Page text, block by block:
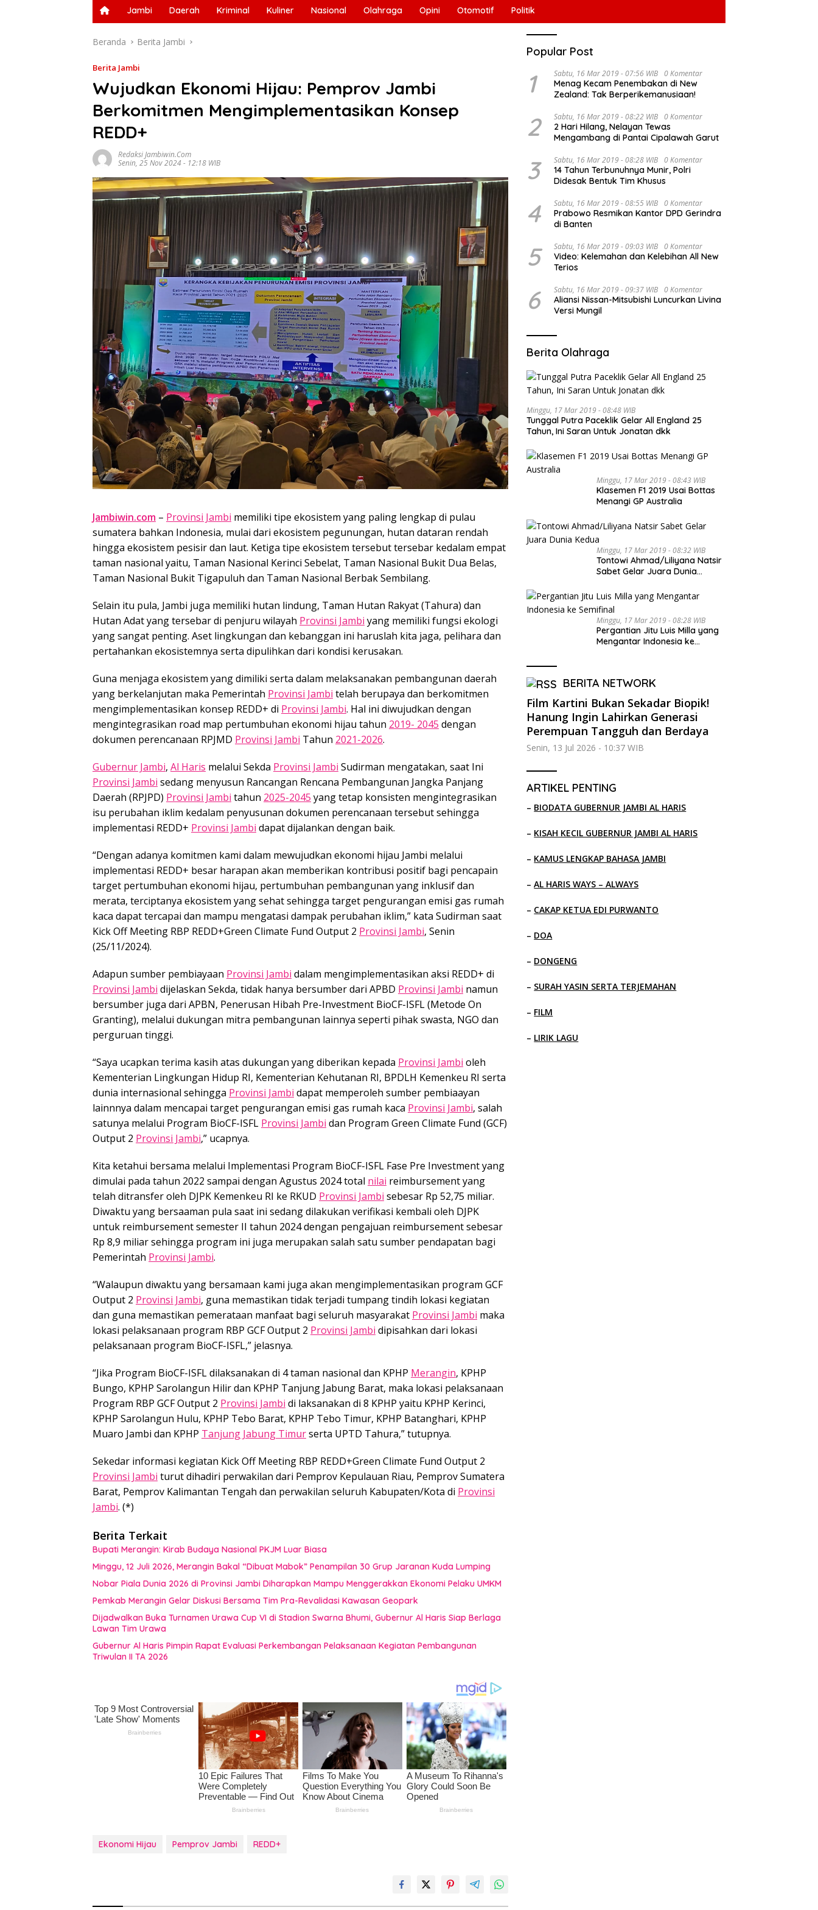
Jambi Daerah Kriminal Kuliner Nasional Olahraga Opini Otomotif Politik
Beranda Berita Jambi
Berita Jambi
Wujudkan Ekonomi Hijau: Pemprov Jambi
Berkomitmen Mengimplementasikan Konsep
REDD+
Redaksi Jambiwin.com
Senin, 25 Nov 2024 - 12:18 WIB
Jambiwin.com – Provinsi Jambi memiliki tipe ekosistem yang paling lengkap di pulau
sumatera bahkan Indonesia, mulai dari ekosistem pegunungan, hutan dataran rendah
hingga ekosistem pesisir dan laut. Ketiga tipe ekosistem tersebut tersebar kedalam empat
taman nasional yaitu, Taman Nasional Kerinci Sebelat, Taman Nasional Bukit Dua Belas,
Taman Nasional Bukit Tigapuluh dan Taman Nasional Berbak Sembilang.
Selain itu pula, Jambi juga memiliki hutan lindung, Taman Hutan Rakyat (Tahura) dan
Hutan Adat yang tersebar di penjuru wilayah Provinsi Jambi yang memiliki fungsi ekologi
yang sangat penting. Aset lingkungan dan kebanggan ini haruslah kita jaga, pelihara dan
pertahankan ekosistemnya serta dipulihkan dari kondisi kerusakan.
Guna menjaga ekosistem yang dimiliki serta dalam melaksanakan pembangunan daerah
yang berkelanjutan maka Pemerintah Provinsi Jambi telah berupaya dan berkomitmen
mengimplementasikan konsep REDD+ di Provinsi Jambi. Hal ini diwujudkan dengan
mengintegrasikan road map pertumbuhan ekonomi hijau tahun 2019- 2045 dengan
dokumen perencanaan RPJMD Provinsi Jambi Tahun 2021-2026.
Gubernur Jambi, Al Haris melalui Sekda Provinsi Jambi Sudirman mengatakan, saat Ini
Provinsi Jambi sedang menyusun Rancangan Rencana Pembangunan Jangka Panjang
Daerah (RPJPD) Provinsi Jambi tahun 2025-2045 yang tetap konsisten mengintegrasikan
isu perubahan iklim kedalam penyusunan dokumen perencanaan tersebut sehingga
implementasi REDD+ Provinsi Jambi dapat dijalankan dengan baik.
“Dengan adanya komitmen kami dalam mewujudkan ekonomi hijau Jambi melalui
implementasi REDD+ besar harapan akan memberikan kontribusi positif bagi pencapain
target pertumbuhan ekonomi hijau, pertumbuhan pembangunan yang inklusif dan
merata, terciptanya ekosistem yang sehat sehingga target pengurangan emisi gas rumah
kaca dapat tercapai dan mampu mengatasi dampak perubahan iklim,” kata Sudirman saat
Kick Off Meeting RBP REDD+Green Climate Fund Output 2 Provinsi Jambi, Senin
(25/11/2024).
Adapun sumber pembiayaan Provinsi Jambi dalam mengimplementasikan aksi REDD+ di
Provinsi Jambi dijelaskan Sekda, tidak hanya bersumber dari APBD Provinsi Jambi namun
bersumber juga dari APBN, Penerusan Hibah Pre-Investment BioCF-ISFL (Metode On
Granting), melalui dukungan mitra pembangunan lainnya seperti pihak swasta, NGO dan
perguruan tinggi.
“Saya ucapkan terima kasih atas dukungan yang diberikan kepada Provinsi Jambi oleh
Kementerian Lingkungan Hidup RI, Kementerian Kehutanan RI, BPDLH Kemenkeu RI serta
dunia internasional sehingga Provinsi Jambi dapat memperoleh sumber pembiaayan
lainnnya dalam mencapai target pengurangan emisi gas rumah kaca Provinsi Jambi, salah
satunya melalui Program BioCF-ISFL Provinsi Jambi dan Program Green Climate Fund (GCF)
Output 2 Provinsi Jambi,” ucapnya.
Kita ketahui bersama melalui Implementasi Program BioCF-ISFL Fase Pre Investment yang
dimulai pada tahun 2022 sampai dengan Agustus 2024 total nilai reimbursement yang
telah ditransfer oleh DJPK Kemenkeu RI ke RKUD Provinsi Jambi sebesar Rp 52,75 miliar.
Diwaktu yang bersaaman pula saat ini sedang dilakukan verifikasi kembali oleh DJPK
untuk reimbursement semester II tahun 2024 dengan pengajuan reimbursement sebesar
Rp 8,9 miliar sehingga program ini juga merupakan salah satu sumber pendapatan bagi
Pemerintah Provinsi Jambi.
“Walaupun diwaktu yang bersamaan kami juga akan mengimplementasikan program GCF
Output 2 Provinsi Jambi, guna memastikan tidak terjadi tumpang tindih lokasi kegiatan
dan guna memastikan pemerataan manfaat bagi seluruh masyarakat Provinsi Jambi maka
lokasi pelaksanaan program RBP GCF Output 2 Provinsi Jambi dipisahkan dari lokasi
pelaksanaan program BioCF-ISFL,” jelasnya.
“Jika Program BioCF-ISFL dilaksanakan di 4 taman nasional dan KPHP Merangin, KPHP
Bungo, KPHP Sarolangun Hilir dan KPHP Tanjung Jabung Barat, maka lokasi pelaksanaan
Program RBP GCF Output 2 Provinsi Jambi di laksanakan di 8 KPHP yaitu KPHP Kerinci,
KPHP Sarolangun Hulu, KPHP Tebo Barat, KPHP Tebo Timur, KPHP Batanghari, KPHP
Muaro Jambi dan KPHP Tanjung Jabung Timurserta UPTD Tahura,” tutupnya.
Sekedar informasi kegiatan Kick Off Meeting RBP REDD+Green Climate Fund Output 2
Provinsi Jambi turut dihadiri perwakilan dari Pemprov Kepulauan Riau, Pemprov Sumatera
Barat, Pemprov Kalimantan Tengah dan perwakilan seluruh Kabupaten/Kota di Provinsi
Jambi. (*)
Berita Terkait
Bupati Merangin: Kirab Budaya Nasional PKJM Luar Biasa
Minggu, 12 Juli 2026, Merangin Bakal “Dibuat Mabok” Penampilan 30 Grup Jaranan Kuda Lumping
Nobar Piala Dunia 2026 di Provinsi Jambi Diharapkan Mampu Menggerakkan Ekonomi Pelaku UMKM
Pemkab Merangin Gelar Diskusi Bersama Tim Pra-Revalidasi Kawasan Geopark
Dijadwalkan Buka Turnamen Urawa Cup VI di Stadion Swarna Bhumi, Gubernur Al Haris Siap Berlaga
Lawan Tim Urawa
Gubernur Al Haris Pimpin Rapat Evaluasi Perkembangan Pelaksanaan Kegiatan Pembangunan
Triwulan II TA 2026
Ekonomi Hijau Pemprov Jambi REDD+
Popular Post
1 Sabtu, 16 Mar 2019 - 07:56 WIB 0 Komentar
Menag Kecam Penembakan di New
Zealand: Tak Berperikemanusiaan!
2 Sabtu, 16 Mar 2019 - 08:22 WIB 0 Komentar
2 Hari Hilang, Nelayan Tewas
Mengambang di Pantai Cipalawah Garut
3 Sabtu, 16 Mar 2019 - 08:28 WIB 0 Komentar
14 Tahun Terbunuhnya Munir, Polri
Didesak Bentuk Tim Khusus
4 Sabtu, 16 Mar 2019 - 08:55 WIB 0 Komentar
Prabowo Resmikan Kantor DPD Gerindra
di Banten
5 Sabtu, 16 Mar 2019 - 09:03 WIB 0 Komentar
Video: Kelemahan dan Kelebihan All New
Terios
6 Sabtu, 16 Mar 2019 - 09:37 WIB 0 Komentar
Aliansi Nissan-Mitsubishi Luncurkan Livina
Versi Mungil
Berita Olahraga
Minggu, 17 Mar 2019 - 08:48 WIB
Tunggal Putra Paceklik Gelar All England 25
Tahun, Ini Saran Untuk Jonatan dkk
Minggu, 17 Mar 2019 - 08:43 WIB
Klasemen F1 2019 Usai Bottas
Menangi GP Australia
Minggu, 17 Mar 2019 - 08:32 WIB
Tontowi Ahmad/Liliyana Natsir
Sabet Gelar Juara Dunia
Minggu, 17 Mar 2019 - 08:28 WIB
Pergantian Jitu Luis Milla yang
Mengantar Indonesia ke
BERITA NETWORK
Film Kartini Bukan Sekadar Biopik!
Hanung Ingin Lahirkan Generasi
Perempuan Tangguh dan Berdaya
Senin, 13 Jul 2026 - 10:37 WIB
ARTIKEL PENTING
– BIODATA GUBERNUR JAMBI AL HARIS
– KISAH KECIL GUBERNUR JAMBI AL HARIS
– KAMUS LENGKAP BAHASA JAMBI
–AL HARIS WAYS – ALWAYS
– CAKAP KETUA EDI PURWANTO
– DOA
– DONGENG
– SURAH YASIN SERTA TERJEMAHAN
– FILM
– LIRIK LAGU